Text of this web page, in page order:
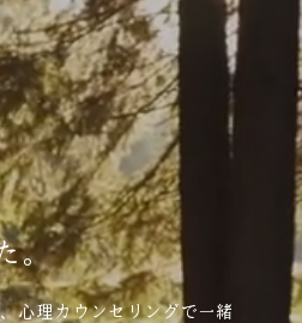
。
心理カウンセリングで一緒